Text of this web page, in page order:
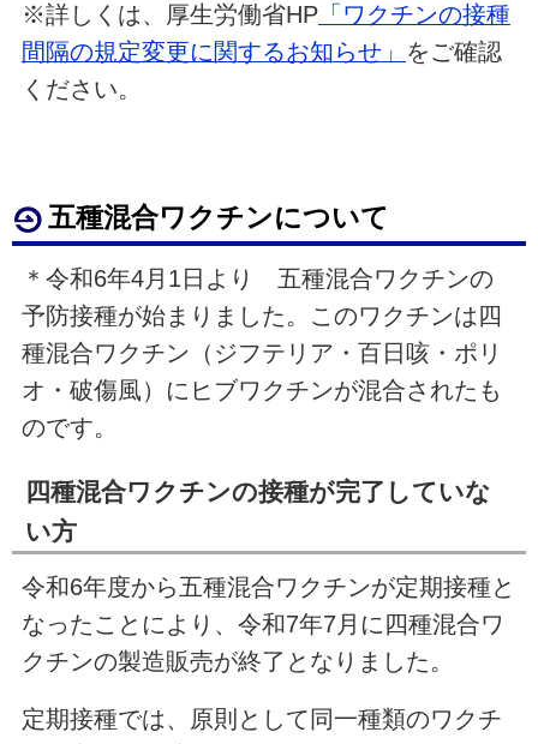
※詳しくは、厚生労働省HP「 ワクチンの接種
間隔の規定変更に関するお知らせ」 をご確認
ください。
五種混合ワクチンについて
＊令和6年4月1日より 五種混合ワクチンの
予防接種が始まりました。このワクチンは四
種混合ワクチン（ジフテリア・百日咳・ポリ
オ・破傷風）にヒブワクチンが混合されたも
のです。
四種混合ワクチンの接種が完了していな
い方
令和6年度から五種混合ワクチンが定期接種と
なったことにより、令和7年7月に四種混合ワ
クチンの製造販売が終了となりました。
定期接種では、原則として同一種類のワクチ